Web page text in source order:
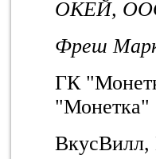
ОКЕЙ,
Фреш
ГК
"Монетка"
ВкусВилл,